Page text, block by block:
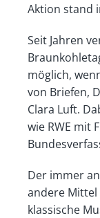
Aktion stand
Seit Jahren
möglich,
von Briefen,
Clara Luft.
wie RWE mit
Der immer
andere Mittel
klassische